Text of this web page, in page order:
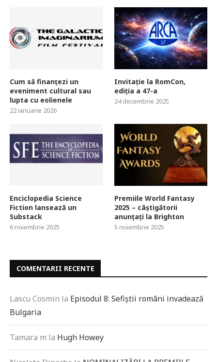
Cum să finanțezi un
eveniment cultural sau
lupta cu eolienele
22 ianuarie 2026
Invitație la RomCon,
ediția a 47-a
24 decembrie 2025
Enciclopedia Science
Fiction lansează un
Substack
6 noiembrie 2025
Premiile World Fantasy
2025 – câștigătorii
anunțați la Brighton
5 noiembrie 2025
COMENTARII RECENTE
Lascu Cosmin la Episodul 8: Sefiștii români invadează
Bulgaria
Tamara m la Hugh Howey